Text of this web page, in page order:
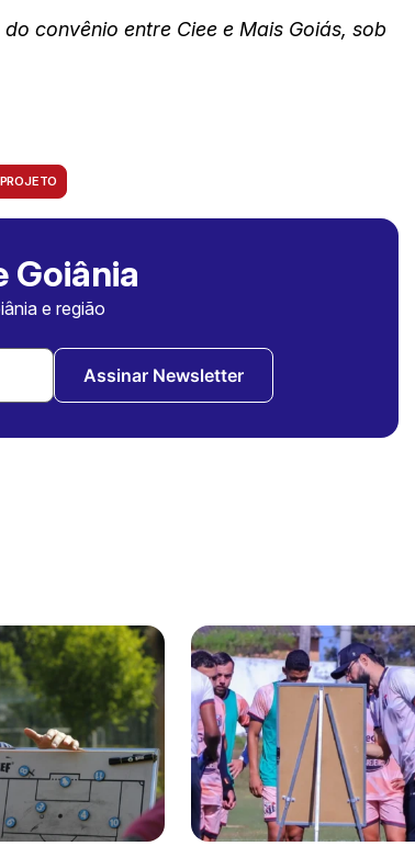
convênio entre Ciee e Mais Goiás, sob
PROJETO
Goiânia
e região
Assinar Newsletter